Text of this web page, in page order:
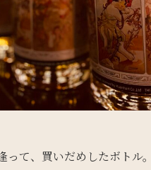
って、買いだめしたボトル。